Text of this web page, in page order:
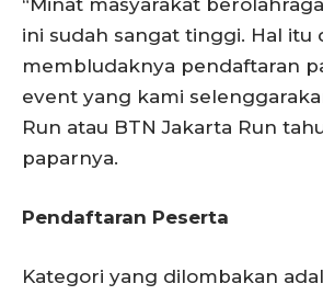
ini sudah sangat tinggi. Hal itu
membludaknya pendaftaran
event yang kami
Run atau BTN Jakarta Run
paparnya.
Pendaftaran Peserta
Kategori yang dilombakan